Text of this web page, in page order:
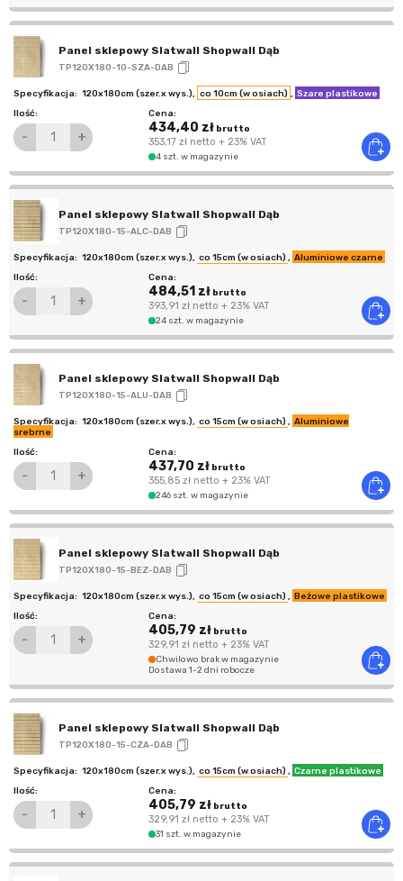
Panel sklepowy Slatwall Shopwall Dąb
TP120X180-10-SZA-DAB
120x180cm (szer.x wys.), co 10cm (w osiach) , Szare plastikowe
- +
434,40 złbrutto
353,17 złnetto + 23% VAT
4 szt. w magazynie
Panel sklepowy Slatwall Shopwall Dąb
TP120X180-15-ALC-DAB
120x180cm (szer.x wys.), co 15cm (w osiach) , Aluminiowe czarne
- +
484,51 złbrutto
393,91 złnetto + 23% VAT
24 szt. w magazynie
Panel sklepowy Slatwall Shopwall Dąb
TP120X180-15-ALU-DAB
120x180cm (szer.x wys.), co 15cm (w osiach) , Aluminiowe
srebrne
- +
437,70 złbrutto
355,85 złnetto + 23% VAT
246 szt. w magazynie
Panel sklepowy Slatwall Shopwall Dąb
TP120X180-15-BEZ-DAB
120x180cm (szer.x wys.), co 15cm (w osiach) , Beżowe plastikowe
- +
405,79 złbrutto
329,91 złnetto + 23% VAT
Chwilowo brak w magazynie
Dostawa 1-2 dni robocze
Panel sklepowy Slatwall Shopwall Dąb
TP120X180-15-CZA-DAB
120x180cm (szer.x wys.), co 15cm (w osiach) , Czarne plastikowe
- +
405,79 złbrutto
329,91 złnetto + 23% VAT
31 szt. w magazynie